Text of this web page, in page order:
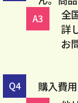
全
詳
お
購入費